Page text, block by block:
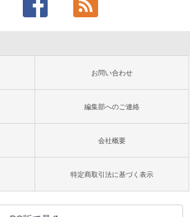
お問い合わせ
編集部へのご連絡
会社概要
特定商取引法に基づく表示